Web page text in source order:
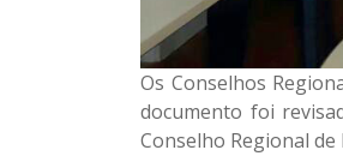
Os Conselhos
documento foi
Conselho Regional